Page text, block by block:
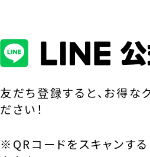
友だち登録すると、お得な
ださい！
※QRコードをスキャンす